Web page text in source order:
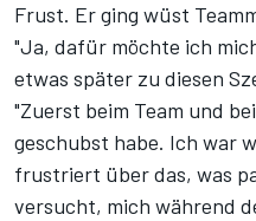
Frust. Er ging wüst
"Ja, dafür möchte ich
etwas später zu diesen
"Zuerst beim Team und
geschubst habe. Ich war
frustriert über das, was
versucht, mich während